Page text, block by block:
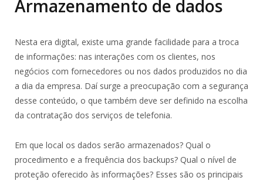
Armazenamento de dados
Nesta era digital, existe uma grande facilidade para a troca
de informações: nas interações com os clientes, nos
negócios com fornecedores ou nos dados produzidos no dia
a dia da empresa. Daí surge a preocupação com a segurança
desse conteúdo, o que também deve ser definido na escolha
da contratação dos serviços de telefonia.
Em que local os dados serão armazenados? Qual o
procedimento e a frequência dos backups? Qual o nível de
proteção oferecido às informações? Esses são os principais